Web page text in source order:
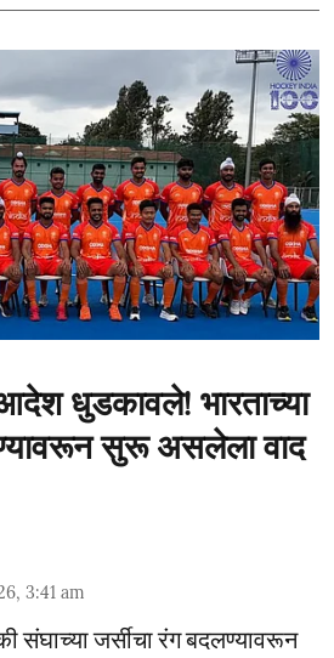
धुडकावले! भारताच्या
सुरू असलेला वाद
3:41 am
संघाच्या जर्सीचा रंग बदलण्यावरून